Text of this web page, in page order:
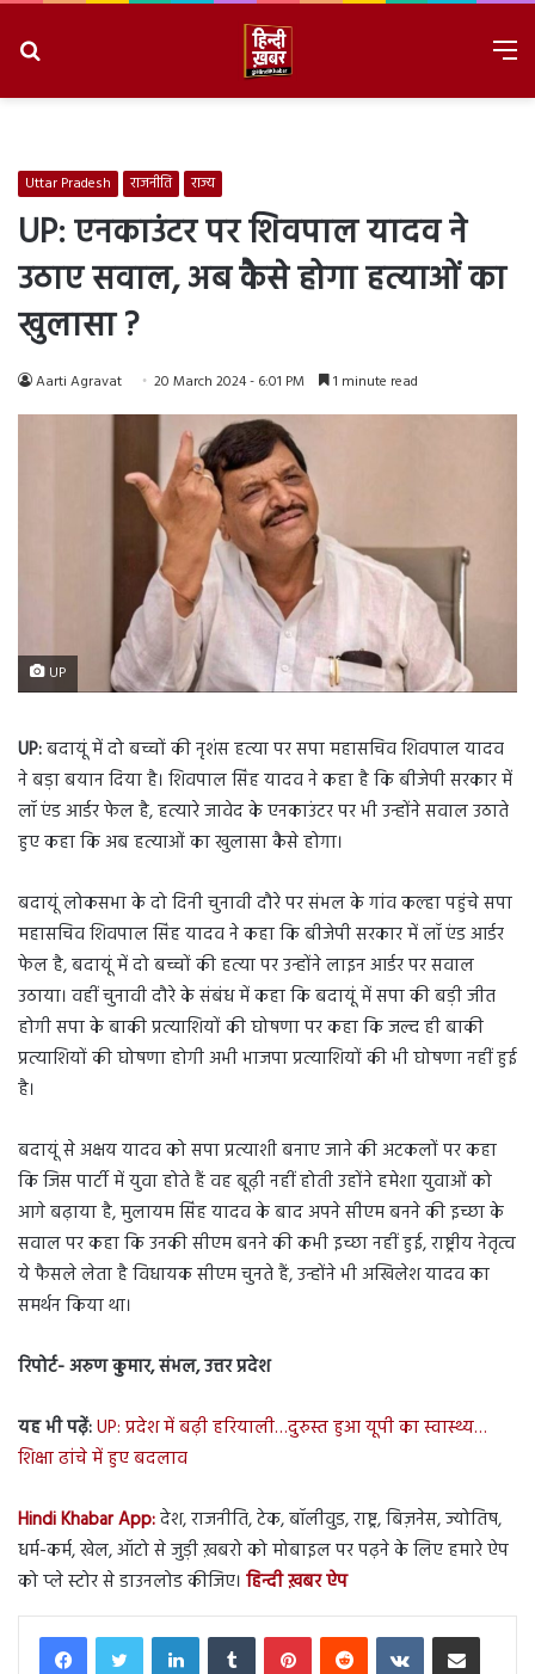
Uttar Pradesh राजनीति राज्य
UP: एनकाउंटर पर शिवपाल यादव ने
उठाए सवाल, अब कैसे होगा हत्याओं का
खुलासा ?
Aarti Agravat 20 March 2024 - 6:01 PM 1 minute read
UP
UP:बदायूं में दो बच्चों की नृशंस हत्या पर सपा महासचिव शिवपाल यादव
ने बड़ा बयान दिया है। शिवपाल सिंह यादव ने कहा है कि बीजेपी सरकार में
लॉ एंड आर्डर फेल है, हत्यारे जावेद के एनकाउंटर पर भी उन्होंने सवाल उठाते
हुए कहा कि अब हत्याओं का खुलासा कैसे होगा।
बदायूं लोकसभा के दो दिनी चुनावी दौरे पर संभल के गांव कल्हा पहुंचे सपा
महासचिव शिवपाल सिंह यादव ने कहा कि बीजेपी सरकार में लॉ एंड आर्डर
फेल है, बदायूं में दो बच्चों की हत्या पर उन्होंने लाइन आर्डर पर सवाल
उठाया। वहीं चुनावी दौरे के संबंध में कहा कि बदायूं में सपा की बड़ी जीत
होगी सपा के बाकी प्रत्याशियों की घोषणा पर कहा कि जल्द ही बाकी
प्रत्याशियों की घोषणा होगी अभी भाजपा प्रत्याशियों की भी घोषणा नहीं हुई
है।
बदायूं से अक्षय यादव को सपा प्रत्याशी बनाए जाने की अटकलों पर कहा
कि जिस पार्टी में युवा होते हैं वह बूढ़ी नहीं होती उहोंने हमेशा युवाओं को
आगे बढ़ाया है, मुलायम सिंह यादव के बाद अपने सीएम बनने की इच्छा के
सवाल पर कहा कि उनकी सीएम बनने की कभी इच्छा नहीं हुई, राष्ट्रीय नेतृत्व
ये फैसले लेता है विधायक सीएम चुनते हैं, उन्होंने भी अखिलेश यादव का
समर्थन किया था।
रिपोर्ट- अरुण कुमार, संभल, उत्तर प्रदेश
यह भी पढ़ें:UP: प्रदेश में बढ़ी हरियाली…दुरुस्त हुआ यूपी का स्वास्थ्य…
शिक्षा ढांचे में हुए बदलाव
Hindi Khabar App:देश, राजनीति, टेक, बॉलीवुड, राष्ट्र, बिज़नेस, ज्योतिष,
धर्म-कर्म, खेल, ऑटो से जुड़ी ख़बरो को मोबाइल पर पढ़ने के लिए हमारे ऐप
को प्ले स्टोर से डाउनलोड कीजिए। हिन्दी ख़बरऐप
LinkedInTumblr PinterestReddit VKontakteShare via Email